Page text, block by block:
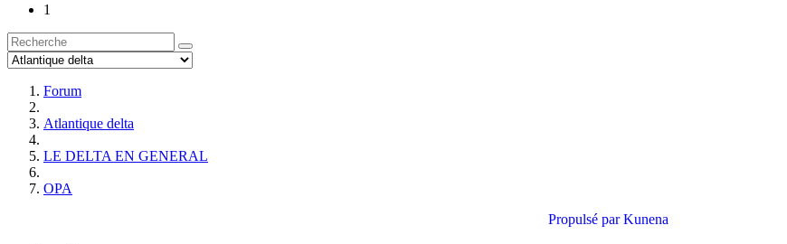
1
Forum
Atlantique delta
LE DELTA EN GENERAL
OPA
Propulsé parKunena